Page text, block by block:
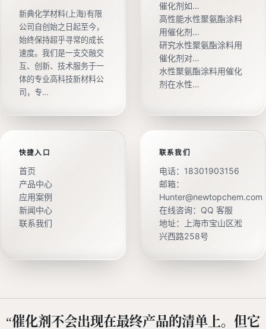
新典化学材料(上海)有限
公司自创始之日起至今，
始终保持超乎寻常的成长
速度。我们是一支交融交
互、创新、技术服务于一
体的专业高科技新材料公
司，专…
催化剂如…
高性能水性聚氨酯涂料
用催化剂…
研究水性聚氨酯涂料用
催化剂对…
水性聚氨酯涂料用催化
剂在水性…
快捷入口
首页
产品中心
应用案例
新闻中心
联系我们
联系我们
电话： 18301903156
邮箱：
Hunter@newtopchem.com
在线咨询： QQ 客服
地址：上海市宝山区淞
兴西路258号
“催化剂不会出现在最终产品的清单上。但它